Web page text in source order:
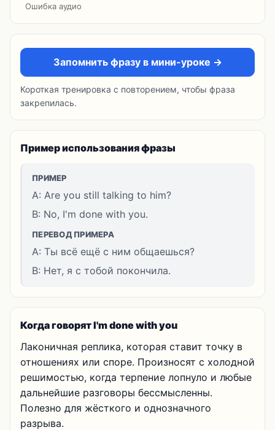
Ошибка аудио
Запомнить фразу в мини-уроке →
Короткая тренировка с повторением, чтобы фраза
закрепилась.
Пример использования фразы
ПРИМЕР
A: Are you still talking to him?
B: No, I'm done with you.
ПЕРЕВОД ПРИМЕРА
A: Ты всё ещё с ним общаешься?
B: Нет, я с тобой покончила.
Когда говорят I'm done with you
Лаконичная реплика, которая ставит точку в
отношениях или споре. Произносят с холодной
решимостью, когда терпение лопнуло и любые
дальнейшие разговоры бессмысленны.
Полезно для жёсткого и однозначного
разрыва.